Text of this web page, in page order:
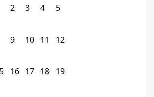
2 3 4 5
9 10 11 12
16 17 18 19